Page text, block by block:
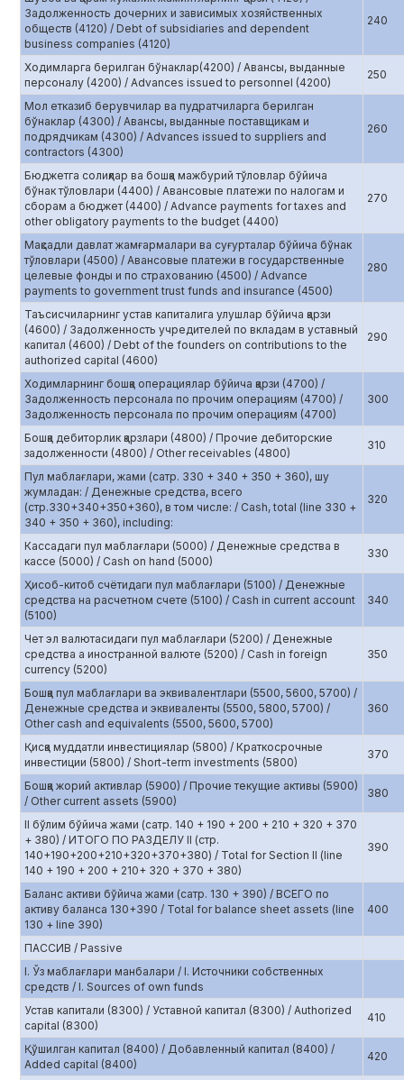
Задолженность дочерних и зависимых хозяйственных
обществ (4120) / Debt of subsidiaries and dependent
business companies (4120)
240
Ходимларга берилган бўнаклар(4200) / Авансы, выданные
персоналу (4200) / Advances issued to personnel (4200)
250
Мол етказиб берувчилар ва пудратчиларга берилган
бўнаклар (4300) / Авансы, выданные поставщикам и
подрядчикам (4300) / Advances issued to suppliers and
contractors (4300)
260
Бюджетга солиқлар ва бошқа мажбурий тўловлар бўйича
бўнак тўловлари (4400) / Авансовые платежи по налогам и
сборам а бюджет (4400) / Advance payments for taxes and
other obligatory payments to the budget (4400)
270
Мақсадли давлат жамғармалари ва суғурталар бўйича бўнак
тўловлари (4500) / Авансовые платежи в государственные
целевые фонды и по страхованию (4500) / Advance
payments to government trust funds and insurance (4500)
280
Таъсисчиларнинг устав капиталига улушлар бўйича қарзи
(4600) / Задолженность учредителей по вкладам в уставный
капитал (4600) / Debt of the founders on contributions to the
authorized capital (4600)
290
Ходимларнинг бошқа операциялар бўйича қарзи (4700) /
Задолженность персонала по прочим операциям (4700) /
Задолженность персонала по прочим операциям (4700)
300
Бошқа дебиторлик қарзлари (4800) / Прочие дебиторские
задолженности (4800) / Other receivables (4800)
310
Пул маблағлари, жами (сатр. 330 + 340 + 350 + 360), шу
жумладан: / Денежные средства, всего
(стр.330+340+350+360), в том числе: / Cash, total (line 330 +
340 + 350 + 360), including:
320
Кассадаги пул маблағлари (5000) / Денежные средства в
кассе (5000) / Cash on hand (5000)
330
Ҳисоб-китоб счётидаги пул маблағлари (5100) / Денежные
средства на расчетном счете (5100) / Cash in current account
(5100)
340
Чет эл валютасидаги пул маблағлари (5200) / Денежные
средства а иностранной валюте (5200) / Cash in foreign
currency (5200)
350
Бошқа пул маблағлари ва эквивалентлари (5500, 5600, 5700) /
Денежные средства и эквиваленты (5500, 5800, 5700) /
Other cash and equivalents (5500, 5600, 5700)
360
Қисқа муддатли инвестициялар (5800) / Краткосрочные
инвестиции (5800) / Short-term investments (5800)
370
Бошқа жорий активлар (5900) / Прочие текущие активы (5900)
/ Other current assets (5900)
380
II бўлим бўйича жами (сатр. 140 + 190 + 200 + 210 + 320 + 370
+ 380) / ИТОГО ПО РАЗДЕЛУ II (стр.
140+190+200+210+320+370+380) / Total for Section II (line
140 + 190 + 200 + 210+ 320 + 370 + 380)
390
Баланс активи бўйича жами (сатр. 130 + 390) / ВСЕГО по
активу баланса 130+390 / Total for balance sheet assets (line
130 + line 390)
400
ПАССИВ / Passive
I. Ўз маблағлари манбалари / I. Источники собственных
средств / I. Sources of own funds
Устав капитали (8300) / Уставной капитал (8300) / Authorized
capital (8300)
410
Қўшилган капитал (8400) / Добавленный капитал (8400) /
Added capital (8400)
420